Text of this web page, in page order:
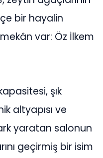
bir hayalin
var: Öz İlkem
şık
altyapısı ve
yaratan salonun
geçirmiş bir isim